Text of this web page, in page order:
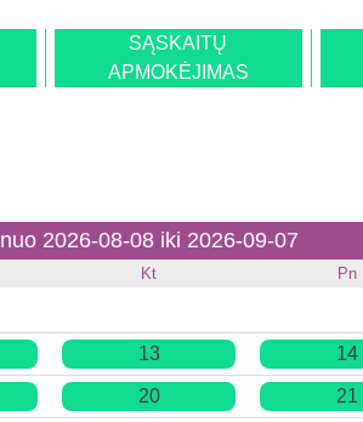
SĄSKAITŲ
APMOKĖJIMAS
nuo 2026-08-08 iki 2026-09-07
Kt Pn
13 14
20 21